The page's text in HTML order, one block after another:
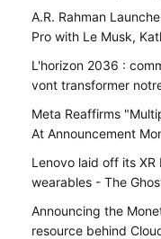
A.R. Rahman
Pro with Le Musk,
L'horizon 2036 :
vont transformer
Meta Reaffirms
At Announcement
Lenovo laid off its
wearables - The
Announcing the
resource behind